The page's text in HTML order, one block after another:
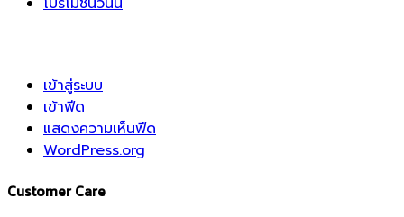
เข้าสู่ระบบ
เข้าฟีด
แสดงความเห็นฟีด
WordPress.org
Customer Care